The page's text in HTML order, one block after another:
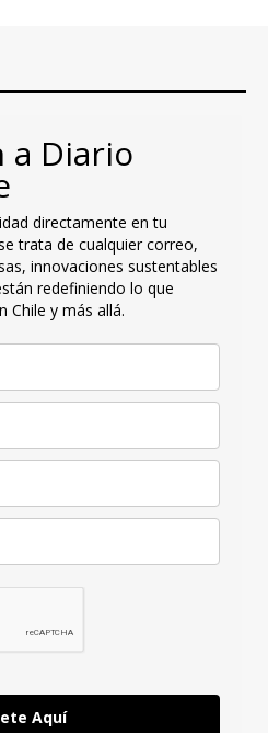
a Diario
directamente en tu
trata de cualquier correo,
innovaciones sustentables
redefiniendo lo que
Chile y más allá.
Aquí